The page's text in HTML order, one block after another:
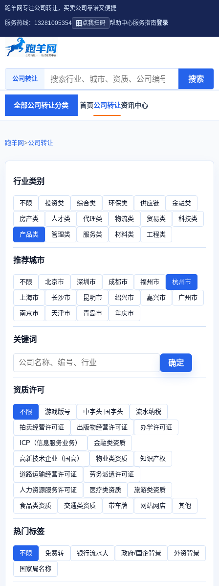
跑羊网专注公司转让，买卖公司靠谱又便捷
服务热线：13281005354 点我扫码 帮助中心服务指南登录
公司转让 搜索
全部公司转让分类 首页公司转让资讯中心
跑羊网>公司转让
行业类别
不限 投资类 综合类 环保类 供应链 金融类
房产类 人才类 代理类 物流类 贸易类 科技类
产品类 管理类 服务类 材料类 工程类
推荐城市
不限 北京市 深圳市 成都市 福州市 杭州市
上海市 长沙市 昆明市 绍兴市 嘉兴市 广州市
南京市 天津市 青岛市 重庆市
关键词
确定
资质许可
不限 游戏版号 中字头-国字头 流水纳税
拍卖经营许可证 出版物经营许可证 办学许可证
ICP（信息服务业务） 金融类资质
高新技术企业（国高） 物业类资质 知识产权
道路运输经营许可证 劳务派遣许可证
人力资源服务许可证 医疗类资质 旅游类资质
食品类资质 交通类资质 带车牌 网站网店 其他
热门标签
不限 免费转 银行流水大 政府/国企背景 外资背景
国家局名称